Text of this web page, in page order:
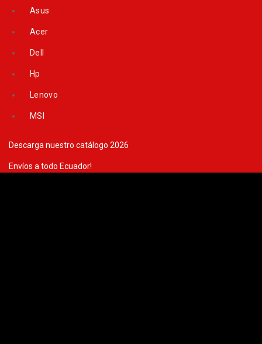
content
Asus
Acer
Dell
Hp
Lenovo
MSI
Descarga nuestro catálogo 2026
Envíos a todo Ecuador!